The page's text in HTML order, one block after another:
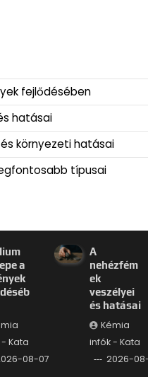
fejlődésében
hatásai
környezeti hatásai
típusai
a
Kata
08-07
A
nehézfém
ek
veszélyei
és hatásai
Kémia
infók - Kata
2026-